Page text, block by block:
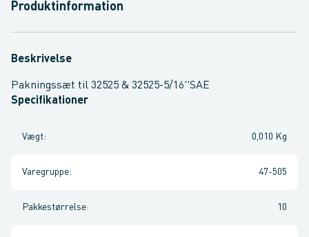
Produktinformation
Beskrivelse
Pakningssæt til 32525 & 32525-5/16''SAE
Specifikationer
Vægt: 0,010 Kg
Varegruppe: 47-505
Pakkestørrelse: 10